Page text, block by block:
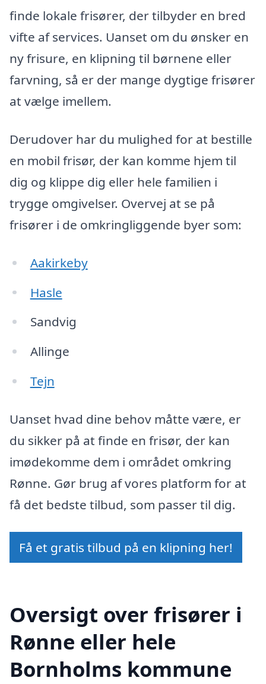
finde lokale frisører, der tilbyder en bred
vifte af services. Uanset om du ønsker en
ny frisure, en klipning til børnene eller
farvning, så er der mange dygtige frisører
at vælge imellem.
Derudover har du mulighed for at bestille
en mobil frisør, der kan komme hjem til
dig og klippe dig eller hele familien i
trygge omgivelser. Overvej at se på
frisører i de omkringliggende byer som:
Aakirkeby
Hasle
Sandvig
Allinge
Tejn
Uanset hvad dine behov måtte være, er
du sikker på at finde en frisør, der kan
imødekomme dem i området omkring
Rønne. Gør brug af vores platform for at
få det bedste tilbud, som passer til dig.
Få et gratis tilbud på en klipning her!
Oversigt over frisører i
Rønne eller hele
Bornholms kommune